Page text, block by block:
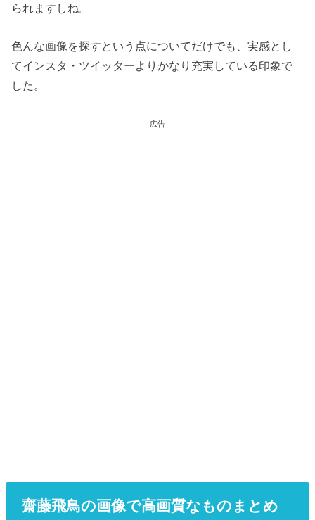
られますしね。
色んな画像を探すという点についてだけでも、実感とし
てインスタ・ツイッターよりかなり充実している印象で
した。
広告
齋藤飛鳥の画像で高画質なものまとめ